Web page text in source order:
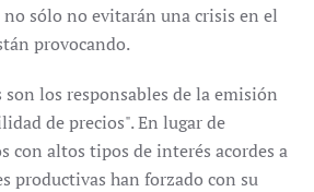
no sólo no evitarán una crisis en el
provocando.
son los responsables de la emisión
de precios". En lugar de
con altos tipos de interés acordes a
productivas han forzado con su